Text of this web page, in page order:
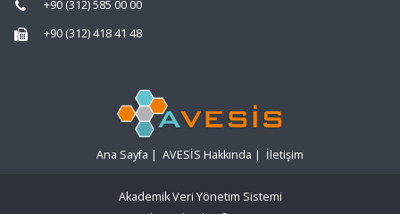
+90 (312) 585 00 00
+90 (312) 418 41 48
Ana Sayfa | AVESİS Hakkında | İletişim
Akademik Veri Yönetim Sistemi